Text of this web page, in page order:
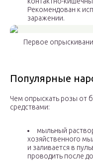
Рекомендован к
заражении.
Первое
Популярные
Чем опрыскать розы от
средствами:
мыльный
хозяйственного
и заливается в
проводить после